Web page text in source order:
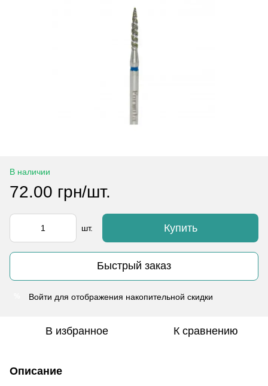
В наличии
72.00 грн/шт.
шт. Купить
Быстрый заказ
Войти для отображения накопительной скидки
В избранное К сравнению
Описание